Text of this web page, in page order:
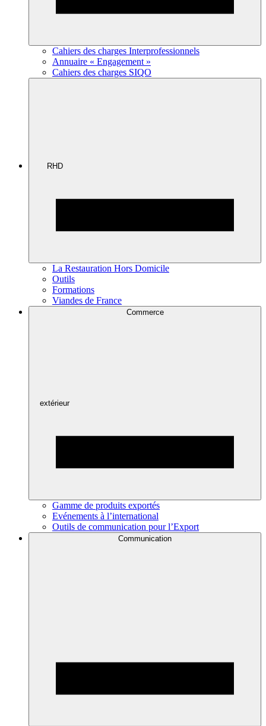
Cahiers des charges Interprofessionnels
Annuaire « Engagement »
Cahiers des charges SIQO
RHD
La Restauration Hors Domicile
Outils
Formations
Viandes de France
Commerce
extérieur
Gamme de produits exportés
Evénements à l’international
Outils de communication pour l’Export
Communication